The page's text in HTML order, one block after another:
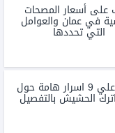
على أسعار المصحات
في عمان والعوامل
التي تحددها
تعرف علي 9 اسرار هامة حول
الحشيش بالتفصيل